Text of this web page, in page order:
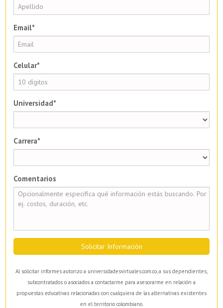
Email*
Celular*
Universidad*
Carrera*
Comentarios
Solicitar Información
Al solicitar informes autorizo a universidadesvirtuales.com.co, a sus dependientes,
subcontratados o asociados a contactarme para asesorarme en relación a
propuestas educativas relacionadas con cualquiera de las alternativas existentes
en el territorio colombiano.